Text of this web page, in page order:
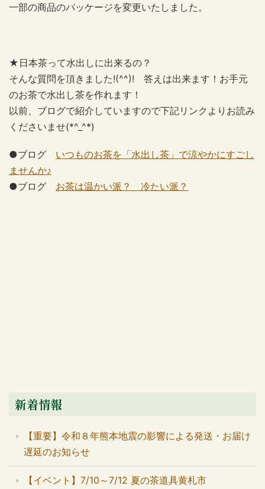
一部の商品のパッケージを変更いたしました。
★日本茶って水出しに出来るの？
そんな質問を頂きました!(^^)! 答えは出来ます！お手元
のお茶で水出し茶を作れます！
以前、ブログで紹介していますので下記リンクよりお読み
くださいませ(*^_^*)
●ブログ いつものお茶を「水出し茶」で涼やかにすごし
ませんか♪
●ブログ お茶は温かい派？ 冷たい派？
新着情報
【重要】令和８年熊本地震の影響による発送・お届け
遅延のお知らせ
【イベント】7/10～7/12 夏の茶道具黄札市